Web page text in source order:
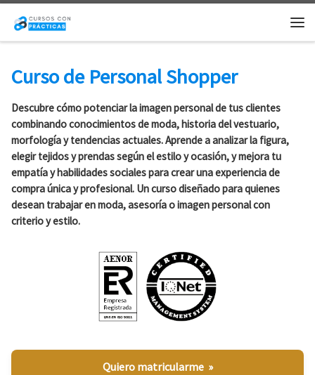
Saltar al contenido
Curso de Personal Shopper
Descubre cómo potenciar la imagen personal de tus clientes
combinando conocimientos de moda, historia del vestuario,
morfología y tendencias actuales. Aprende a analizar la figura,
elegir tejidos y prendas según el estilo y ocasión, y mejora tu
empatía y habilidades sociales para crear una experiencia de
compra única y profesional. Un curso diseñado para quienes
desean trabajar en moda, asesoría o imagen personal con
criterio y estilo.
Quiero matricularme »